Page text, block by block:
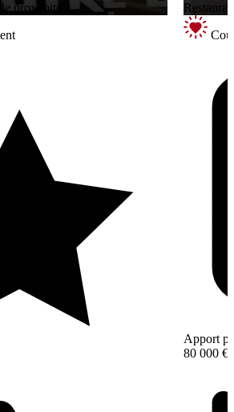
proximité
Apport
80 000 €